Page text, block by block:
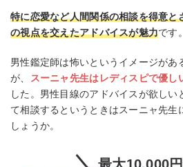
特に恋愛など人間関係の相談を得意と
の視点を交えたアドバイスが魅力です。
男性鑑定師は怖いというイメージがあ
が、
スーニャ先生はレディスピで優し
した。男性目線のアドバイスが欲しい
て相談するというときはスーニャ先生
しょうか。